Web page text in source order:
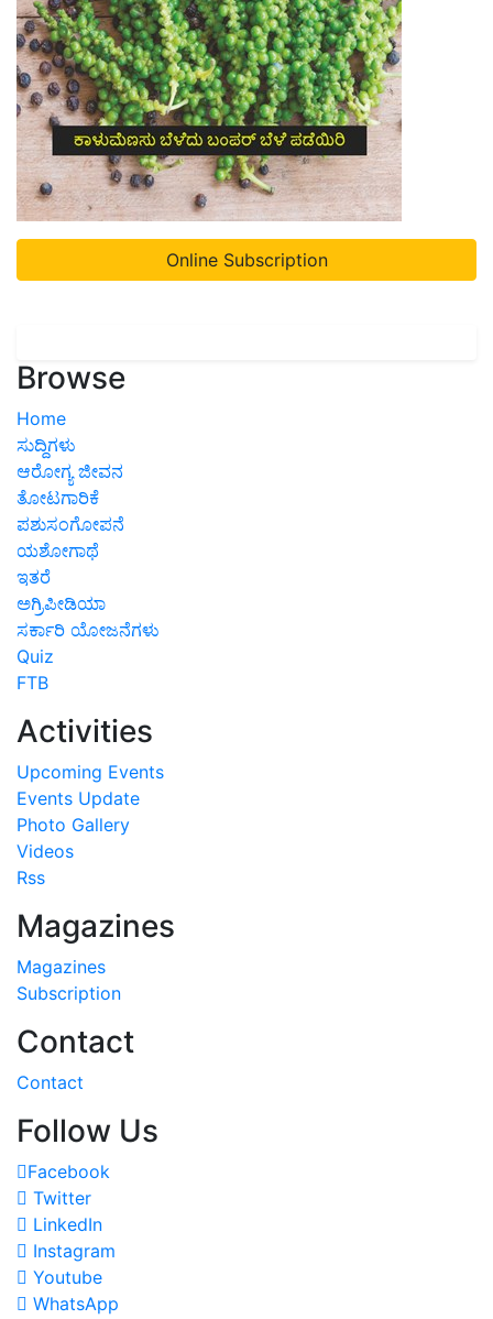
Online Subscription
Browse
Home
ಸುದ್ದಿಗಳು
ಆರೋಗ್ಯ ಜೀವನ
ತೋಟಗಾರಿಕೆ
ಪಶುಸಂಗೋಪನೆ
ಯಶೋಗಾಥೆ
ಇತರೆ
ಅಗ್ರಿಪೀಡಿಯಾ
ಸರ್ಕಾರಿ ಯೋಜನೆಗಳು
Quiz
FTB
Activities
Upcoming Events
Events Update
Photo Gallery
Videos
Rss
Magazines
Magazines
Subscription
Contact
Contact
Follow Us
Facebook
Twitter
LinkedIn
Instagram
Youtube
WhatsApp